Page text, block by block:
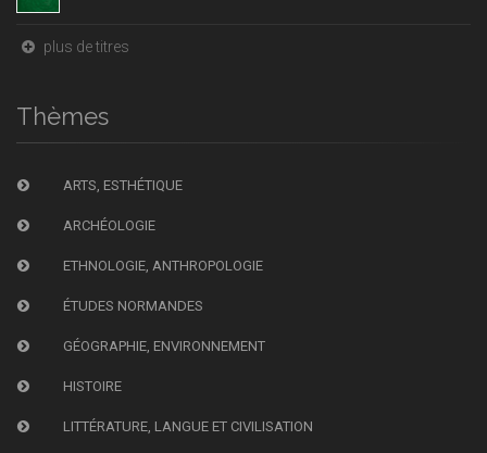
plus de titres
Thèmes
ARTS, ESTHÉTIQUE
ARCHÉOLOGIE
ETHNOLOGIE, ANTHROPOLOGIE
ÉTUDES NORMANDES
GÉOGRAPHIE, ENVIRONNEMENT
HISTOIRE
LITTÉRATURE, LANGUE ET CIVILISATION